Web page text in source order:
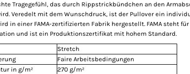
Tragegefühl, das durch Rippstrickbündchen an den
Veredelt mit dem Wunschdruck, ist der Pullover ein
in einer FAMA-zertifizierten Fabrik hergestellt. FAMA steht
und ist ein Produktionszertifikat mit hohem Standard.
Stretch
Faire Arbeitsbedingungen
in g/m²
270 g/m²